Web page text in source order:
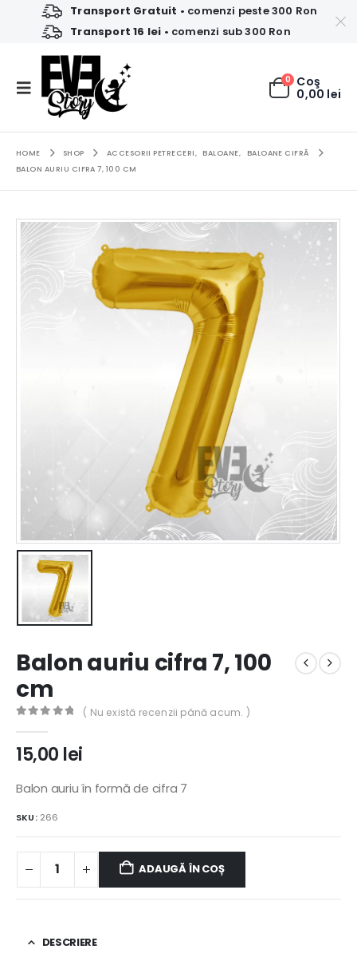
Transport Gratuit • comenzi peste 300 Ron
Transport 16 lei • comenzi sub 300 Ron
0 Coş
0,00 lei
HOME SHOP ACCESORII PETRECERI, BALOANE,
BALOANE CIFRĂ
BALON AURIU CIFRA 7, 100 CM
Balon auriu cifra 7, 100
cm
( Nu există recenzii până acum. )
15,00 lei
Balon auriu în formă de cifra 7
SKU: 266
ADAUGĂ ÎN COȘ
DESCRIERE